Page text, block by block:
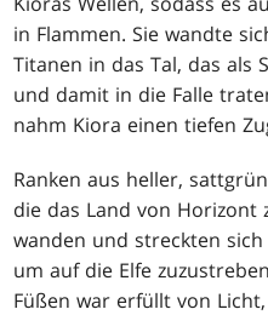
in Flammen. Sie wandte
Titanen in das Tal, das als
und damit in die Falle
nahm Kiora einen tiefen
Ranken aus heller,
die das Land von Horizont
wanden und streckten
um auf die Elfe
Füßen war erfüllt von